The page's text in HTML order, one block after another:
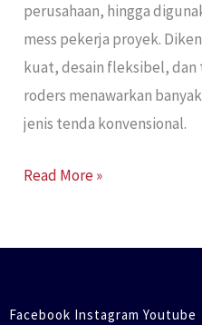
perusahaan, hingga
mess pekerja proyek.
kuat, desain fleksibel,
roders menawarkan
jenis tenda konvensional.
Read More »
Facebook Instagram Youtube